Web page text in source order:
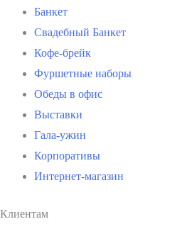
Банкет
Свадебный Банкет
Кофе-брейк
Фуршетные наборы
Обеды в офис
Выставки
Гала-ужин
Корпоративы
Интернет-магазин
Клиентам